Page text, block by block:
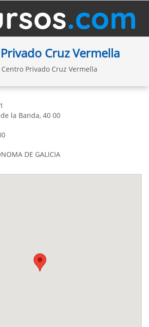
Cruz Vermella
Centro Privado Cruz Vermella
la Banda, 40 00
DE GALICIA